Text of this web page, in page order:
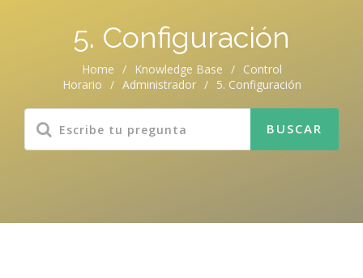
5. Configuración
Home / Knowledge Base /
Control
Horario / Administrador / 5. Configuración